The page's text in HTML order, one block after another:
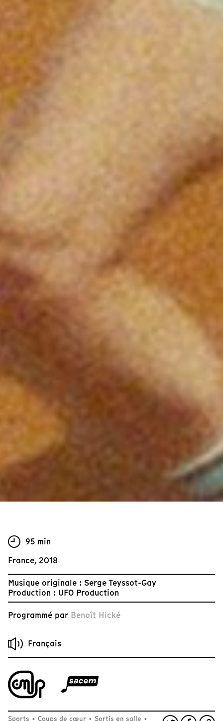
95 min
France, 2018
Musique originale : Serge Teyssot-Gay
Production : UFO Production
Programmé par Benoît Hické
Français
Sports • Coups de cœur • Sortis en salle •